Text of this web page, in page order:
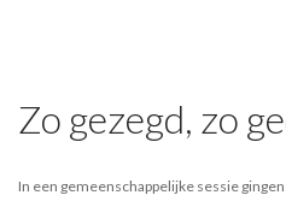
Zo gezegd, zo
In een gemeenschappelijke sessie